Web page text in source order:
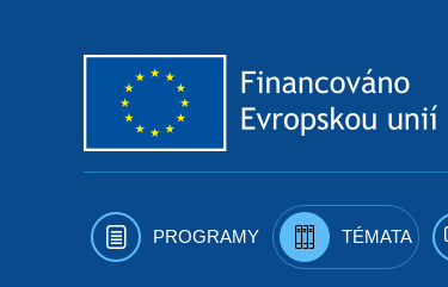
PROGRAMY TÉMATA